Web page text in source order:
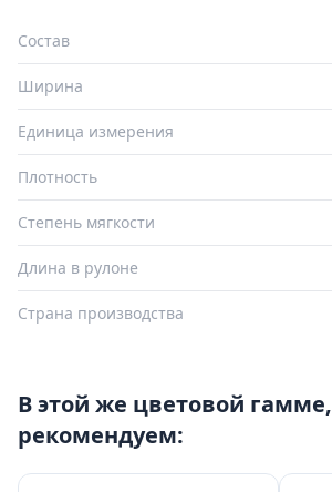
Состав
Ширина
Единица измерения
Плотность
Степень мягкости
Длина в рулоне
Страна производства
В этой же цветовой гамме,
рекомендуем: